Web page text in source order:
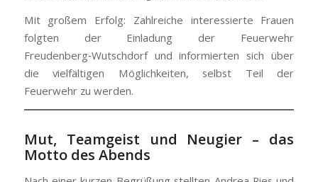
Mit großem Erfolg: Zahlreiche interessierte Frauen
folgten der Einladung der Feuerwehr
Freudenberg‑Wutschdorf und informierten sich über
die vielfältigen Möglichkeiten, selbst Teil der
Feuerwehr zu werden.
Mut, Teamgeist und Neugier – das
Motto des Abends